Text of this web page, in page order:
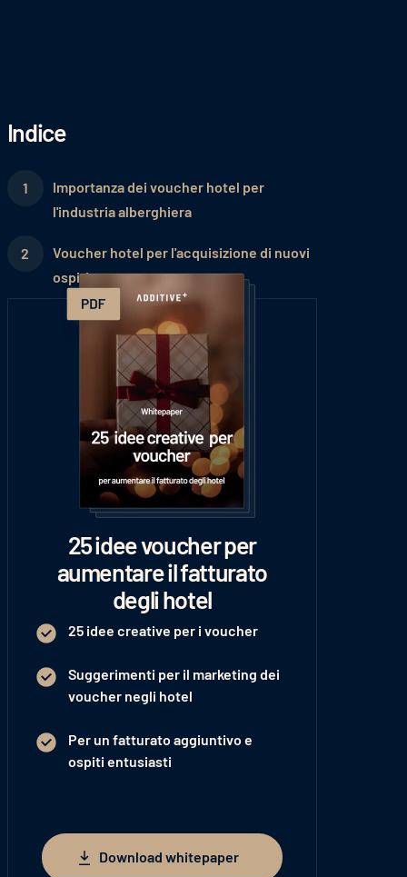
Indice
Importanza dei voucher hotel per
l'industria alberghiera
Voucher hotel per l'acquisizione di nuovi
ospiti
25 idee voucher per
aumentare il fatturato
degli hotel
25 idee creative per i voucher
Suggerimenti per il marketing dei
voucher negli hotel
Per un fatturato aggiuntivo e
ospiti entusiasti
Download whitepaper
Download whitepaper